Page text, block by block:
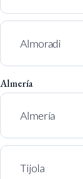
Almoradi
Almería
Almería
Tijola